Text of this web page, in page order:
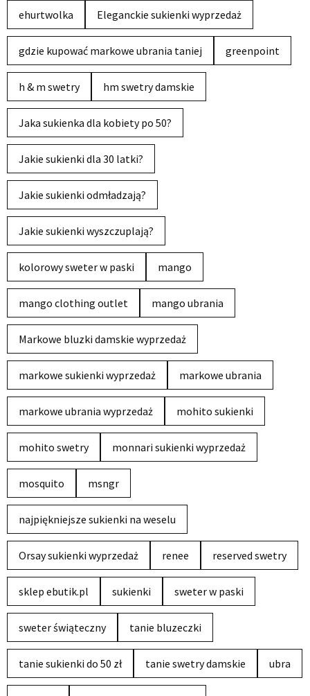
ehurtwolka Eleganckie sukienki wyprzedaż
gdzie kupować markowe ubrania taniej greenpoint
h & m swetry hm swetry damskie
Jaka sukienka dla kobiety po 50?
Jakie sukienki dla 30 latki?
Jakie sukienki odmładzają?
Jakie sukienki wyszczuplają?
kolorowy sweter w paski mango
mango clothing outlet mango ubrania
Markowe bluzki damskie wyprzedaż
markowe sukienki wyprzedaż markowe ubrania
markowe ubrania wyprzedaż mohito sukienki
mohito swetry monnari sukienki wyprzedaż
mosquito msngr
najpiękniejsze sukienki na weselu
Orsay sukienki wyprzedaż renee reserved swetry
sklep ebutik.pl sukienki sweter w paski
sweter świąteczny tanie bluzeczki
tanie sukienki do 50 zł tanie swetry damskie ubra